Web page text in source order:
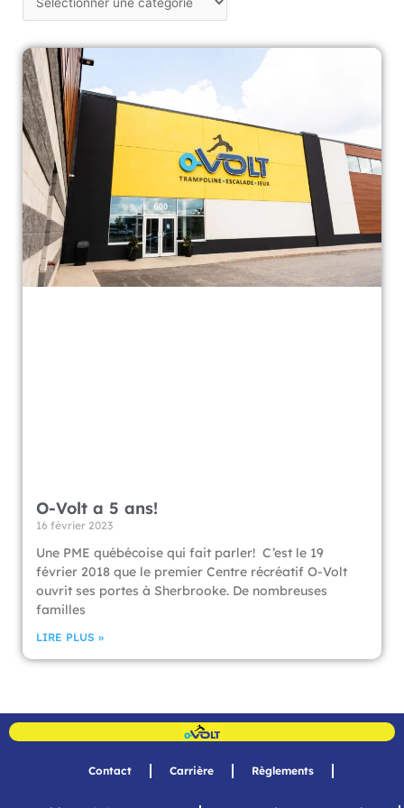
O-Volt a 5 ans!
16 février 2023
Une PME québécoise qui fait parler! C’est le 19
février 2018 que le premier Centre récréatif O-Volt
ouvrit ses portes à Sherbrooke. De nombreuses
familles
LIRE PLUS »
Contact Carrière Règlements